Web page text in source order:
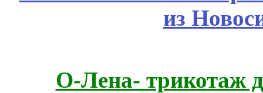
из
О-Лена- трикотаж